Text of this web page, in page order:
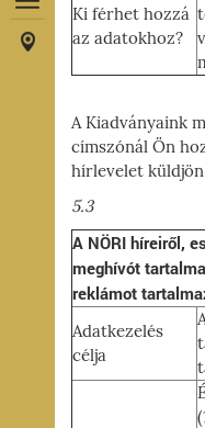
Ki férhet hozzá
az adatokhoz?
A Kiadványaink
címszónál Ön
hírlevelet
5.3
A NÖRI híreiről,
meghívót
reklámot
Adatkezelés
célja